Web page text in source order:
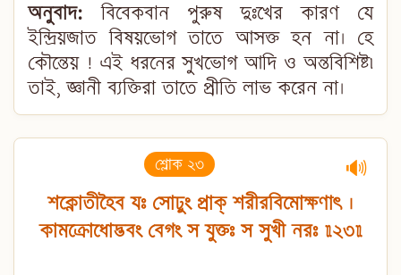
অনুবাদ: বিবেকবান পুরুষ দুঃখের কারণ যে
ইন্দ্রিয়জাত বিষয়ভোগ তাতে আসক্ত হন না। হে
কৌন্তেয় ! এই ধরনের সুখভোগ আদি ও অন্তবিশিষ্ট৷
তাই, জ্ঞানী ব্যক্তিরা তাতে প্রীতি লাভ করেন না।
শ্লোক ২৩ 🔊
শক্নোতীহৈব যঃ সোঢ়ুং প্রাক্ শরীরবিমোক্ষণাৎ ।
কামক্রোধোদ্ভবং বেগং স যুক্তঃ স সুখী নরঃ ॥২৩॥